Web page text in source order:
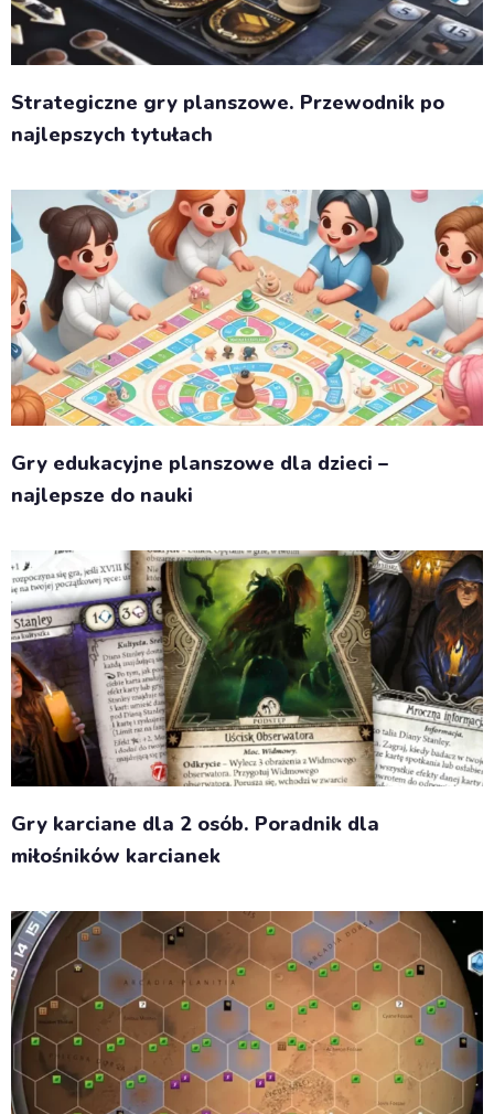
Strategiczne gry planszowe. Przewodnik po
najlepszych tytułach
Gry edukacyjne planszowe dla dzieci –
najlepsze do nauki
Gry karciane dla 2 osób. Poradnik dla
miłośników karcianek